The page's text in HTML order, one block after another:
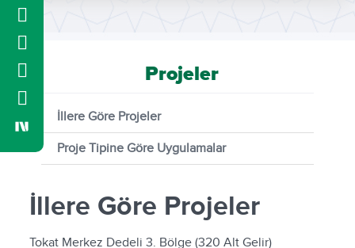
Projeler
İllere Göre Projeler
Proje Tipine Göre Uygulamalar
İllere Göre Projeler
Tokat Merkez Dedeli 3. Bölge (320 Alt Gelir)